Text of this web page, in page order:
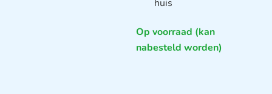
huis
Op voorraad (kan
nabesteld worden)